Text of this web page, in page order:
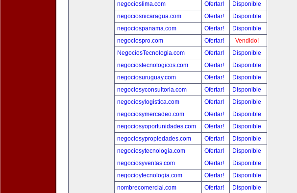
negocioslima.com
Ofertar!
Disponible
negociosnicaragua.com
Ofertar!
Disponible
negociospanama.com
Ofertar!
Disponible
negociospro.com
Ofertar!
Vendido!
NegociosTecnologia.com
Ofertar!
Disponible
negociostecnologicos.com
Ofertar!
Disponible
negociosuruguay.com
Ofertar!
Disponible
negociosyconsultoria.com
Ofertar!
Disponible
negociosylogistica.com
Ofertar!
Disponible
negociosymercadeo.com
Ofertar!
Disponible
negociosyoportunidades.com
Ofertar!
Disponible
negociosypropiedades.com
Ofertar!
Disponible
negociosytecnologia.com
Ofertar!
Disponible
negociosyventas.com
Ofertar!
Disponible
negocioytecnologia.com
Ofertar!
Disponible
nombrecomercial.com
Ofertar! Disponible